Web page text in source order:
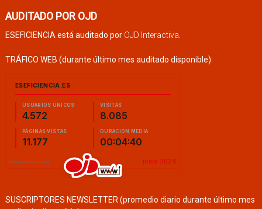
AUDITADO POR OJD
ESEFICIENCIA está auditado por OJD Interactiva
TRÁFICO WEB (durante último mes auditado disponible):
SUSCRIPTORES NEWSLETTER (promedio diario durante último mes